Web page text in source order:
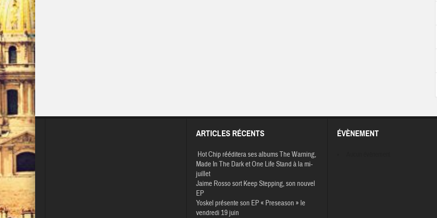
ARTICLES RÉCENTS
Hot Chip rééditera ses albums The Warning,
Made In The Dark et One Life Stand à la mi-
juillet
Jaime Rosso sort Keep Stepping, son nouvel
EP
Yoskel présente son EP « Preseason » le
vendredi 19 juin
ÉVÈNEMENT